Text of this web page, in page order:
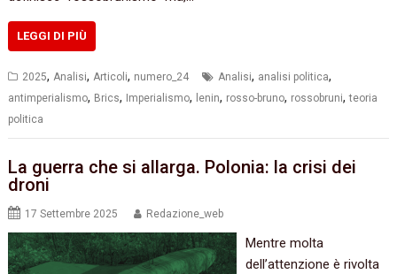
LEGGI DI PIÙ
2025, Analisi, Articoli, numero_24 Analisi, analisi politica,
antimperialismo, Brics, Imperialismo, lenin, rosso-bruno, rossobruni,teoria
politica
La guerra che si allarga. Polonia: la crisi dei
droni
17 Settembre 2025 Redazione_web
Mentre molta
dell’attenzione è rivolta